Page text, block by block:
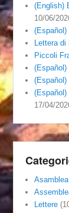
(English)
10/06/
(Español)
Lettera di
Piccoli
17/04/
Lettere